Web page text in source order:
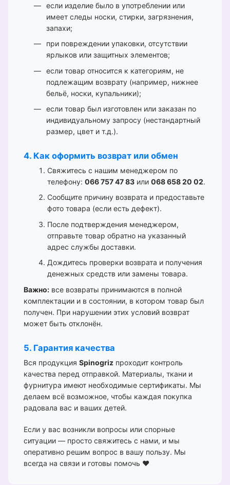
если изделие было в употреблении или
имеет следы носки, стирки, загрязнения,
запахи;
при повреждении упаковки, отсутствии
ярлыков или защитных элементов;
если товар относится к категориям, не
подлежащим возврату (например, нижнее
бельё, носки, купальники);
если товар был изготовлен или заказан по
индивидуальному запросу (нестандартный
размер, цвет и т.д.).
4. Как оформить возврат или обмен
Свяжитесь с нашим менеджером по
телефону: 066 757 47 83 или 068 658 20 02.
Сообщите причину возврата и предоставьте
фото товара (если есть дефект).
После подтверждения менеджером,
отправьте товар обратно на указанный
адрес службы доставки.
Дождитесь проверки возврата и получения
денежных средств или замены товара.
Важно: все возвраты принимаются в полной
комплектации и в состоянии, в котором товар был
получен. При нарушении этих условий возврат
может быть отклонён.
5. Гарантия качества
Вся продукция Spinogriz проходит контроль
качества перед отправкой. Материалы, ткани и
фурнитура имеют необходимые сертификаты. Мы
делаем всё возможное, чтобы каждая покупка
радовала вас и ваших детей.
Если у вас возникли вопросы или спорные
ситуации — просто свяжитесь с нами, и мы
оперативно решим вопрос в вашу пользу. Мы
всегда на связи и готовы помочь ❤️